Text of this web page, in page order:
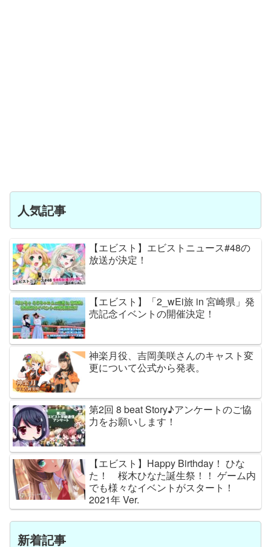
人気記事
【エビスト】エビストニュース#48の
放送が決定！
【エビスト】「2_wEi旅 in 宮崎県」発
売記念イベントの開催決定！
神楽月役、吉岡美咲さんのキャスト変
更について公式から発表。
第2回 8 beat Story♪アンケートのご協
力をお願いします！
【エビスト】Happy Birthday！ ひな
た！ 桜木ひなた誕生祭！！ ゲーム内
でも様々なイベントがスタート！
2021年 Ver.
新着記事